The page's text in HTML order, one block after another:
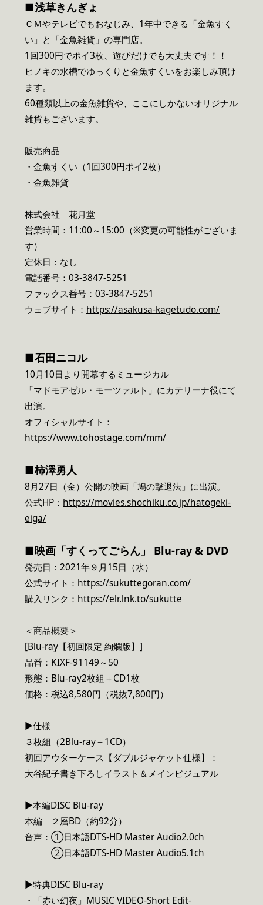
■浅草きんぎょ
ＣＭやテレビでもおなじみ、1年中できる「金魚すく
い」と「金魚雑貨」の専門店。
1回300円でポイ3枚、遊びだけでも大丈夫です！！
ヒノキの水槽でゆっくりと金魚すくいをお楽しみ頂け
ます。
60種類以上の金魚雑貨や、ここにしかないオリジナル
雑貨もございます。
販売商品
・金魚すくい（1回300円ポイ2枚）
・金魚雑貨
株式会社 花月堂
営業時間：11:00～15:00（※変更の可能性がございま
す）
定休日：なし
電話番号：03-3847-5251
ファックス番号：03-3847-5251
​ウェブサイト： https://asakusa-kagetudo.com/
■石田ニコル
10月10日より開幕するミュージカル
「マドモアゼル・モーツァルト」にカテリーナ役にて
出演。
オフィシャルサイト：
https://www.tohostage.com/mm/
■柿澤勇人
8月27日（金）公開の映画「鳩の撃退法」に出演。
公式HP： https://movies.shochiku.co.jp/hatogeki-
eiga/
■映画「すくってごらん」 Blu-ray & DVD
発売日：2021年９月15日（水）
公式サイト： https://sukuttegoran.com/
購入リンク： https://elr.lnk.to/sukutte
＜商品概要＞
[Blu-ray【初回限定 絢爛版】]
品番：KIXF-91149～50
形態：Blu-ray2枚組＋CD1枚
価格：税込8,580円（税抜7,800円）
▶仕様
３枚組（2Blu-ray＋1CD）
初回アウターケース【ダブルジャケット仕様】：
大谷紀子書き下ろしイラスト＆メインビジュアル
▶本編DISC Blu-ray
本編 ２層BD（約92分）
音声：①日本語DTS-HD Master Audio2.0ch
②日本語DTS-HD Master Audio5.1ch
▶特典DISC Blu-ray
・「赤い幻夜」MUSIC VIDEO-Short Edit-